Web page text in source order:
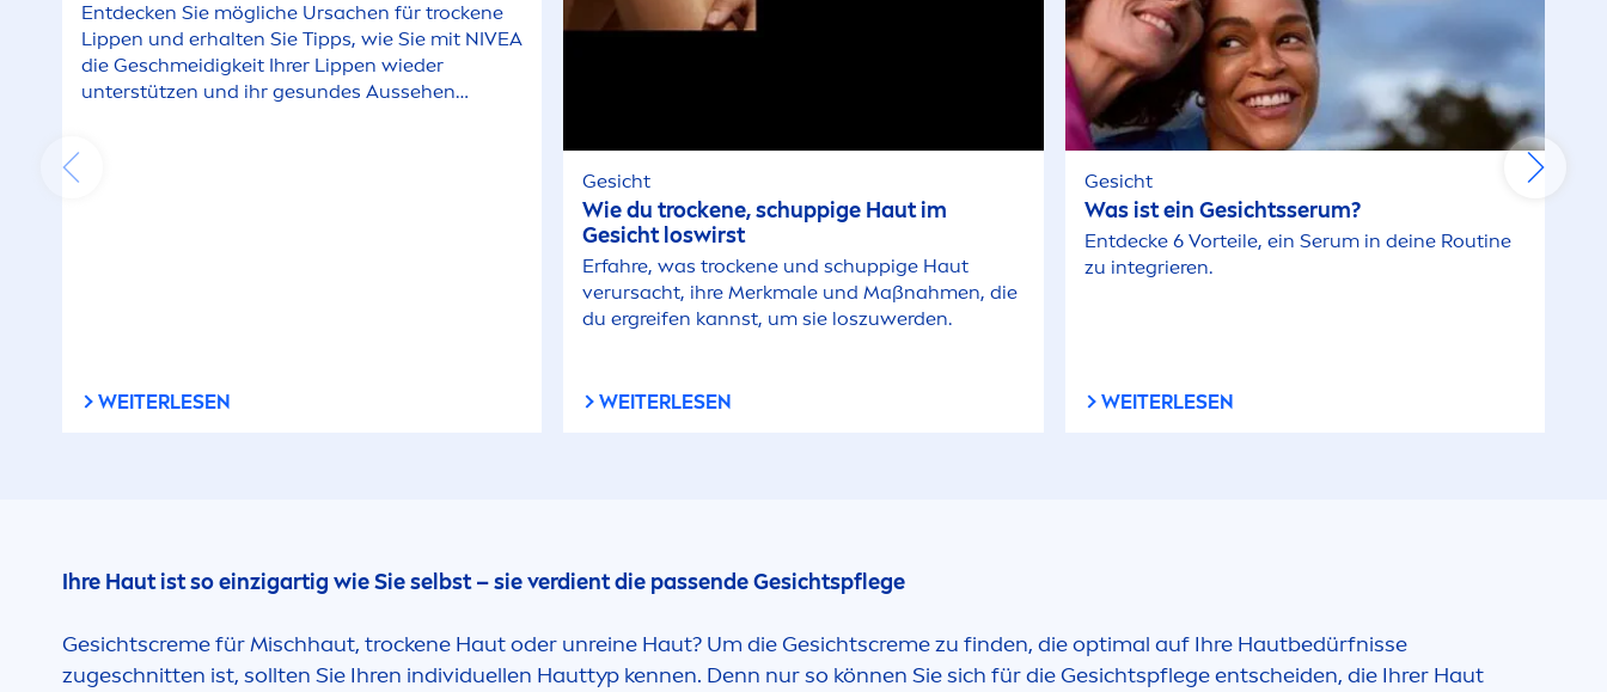
Entdecken Sie mögliche Ursachen für trockene
Lippen und erhalten Sie Tipps, wie Sie mit NIVEA
die Geschmeidigkeit Ihrer Lippen wieder
unterstützen und ihr gesundes Aussehen
WEITERLESEN
Gesicht
Wie du trockene, schuppige Haut im
Gesicht loswirst
Erfahre, was trockene und schuppige Haut
verursacht, ihre Merkmale und Maßnahmen, die
du ergreifen kannst, um sie loszuwerden.
WEITERLESEN
Gesicht
Was ist ein Gesichtsserum?
Entdecke 6 Vorteile, ein Serum in deine Routine
zu integrieren.
WEITERLESEN
Ihre Haut ist so einzigartig wie Sie selbst – sie verdient die passende Gesichtspflege
Gesichtscremefür Mischhaut, trockene Haut oder unreine Haut? Um die Gesichtscremezu finden, die optimal auf Ihre Hautbedürfnisse
zugeschnitten ist, sollten Sie Ihren individuellen Hauttyp kennen. Denn nur so können Sie sich für die Gesichtspflege entscheiden, die Ihrer Haut